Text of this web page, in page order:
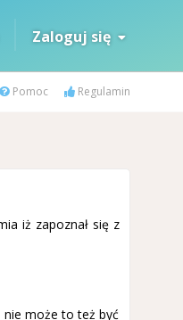
Zaloguj się
Pomoc Regulamin
iż zapoznał się z
nie może to też być